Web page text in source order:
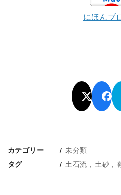
にほんブ
カテゴリー 未分類
タグ 土石流 土砂